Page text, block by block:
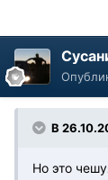
В
Но это